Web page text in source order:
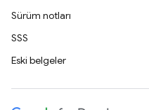
Sürüm notları
SSS
Eski belgeler